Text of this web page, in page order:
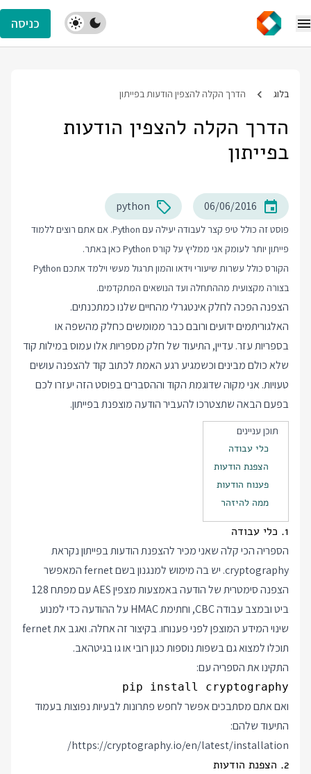
כניסה
בלוג הדרך הקלה להצפין הודעות בפייתון
הדרך הקלה להצפין הודעות
בפייתון
06/06/2016
python
פוסט זה כולל טיפ קצר לעבודה יעילה עם Python. אם אתם רוצים ללמוד
פייתון יותר לעומק אני ממליץ על קורס Python
כאן באתר.
הקורס כולל עשרות שיעורי וידאו והמון תרגול מעשי וילמד אתכם Python
בצורה מקצועית מההתחלה ועד הנושאים המתקדמים.
הצפנה הפכה לחלק אינטגרלי מהחיים שלנו כמתכנתים.
האלגוריתמים ידועים ורובם כבר ממומשים כחלק מהשפה או
בספריות עזר. עדיין, התיעוד של חלק מספריות אלו עמוס במילות קוד
שלא כולם מבינים וכשמגיע רגע האמת לכתוב קוד להצפנה עושים
טעויות. אני מקוה שדוגמת הקוד וההסברים בפוסט הזה יעזרו לכם
בפעם הבאה שתצטרכו להעביר הודעה מוצפנת בפייתון.
תוכן עניינים
כלי עבודה
הצפנת הודעות
פענוח הודעות
ממה להיזהר
1. כלי עבודה
הספריה הכי קלה שאני מכיר להצפנת הודעות בפייתון נקראת
cryptography. יש בה מימוש למנגנון בשם fernet המאפשר
הצפנה סימטרית של הודעה באמצעות מצפין AES עם מפתח 128
ביט ובמצב עבודה CBC, וחתימת HMAC על ההודעה כדי למנוע
שינוי המידע המוצפן לפני פענוחו. בקיצור זה אחלה. ואגב את fernet
תוכלו למצוא גם בשפות נוספות כגון רובי או גובגיטהאב.
התקינו את הספריה עם:
pip install cryptography
ואם אתם מסתבכים אפשר לחפש פתרונות לבעיות נפוצות בעמוד
התיעוד שלהם:
https://cryptography.io/en/latest/installation/
2. הצפנת הודעות